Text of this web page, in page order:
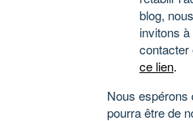
blog,
invitons à
contacter
ce lien.
Nous espérons
pourra être de